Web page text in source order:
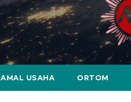
AMAL USAHA ORTOM